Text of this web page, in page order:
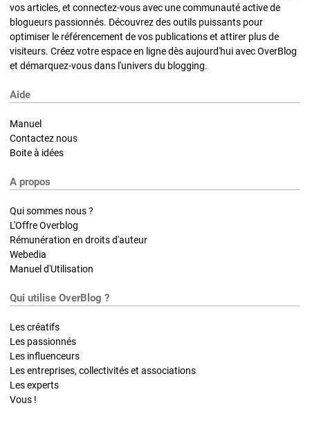
vos articles, et connectez-vous avec une communauté active de
blogueurs passionnés. Découvrez des outils puissants pour
optimiser le référencement de vos publications et attirer plus de
visiteurs. Créez votre espace en ligne dès aujourd'hui avec OverBlog
et démarquez-vous dans l'univers du blogging.
Aide
Manuel
Contactez nous
Boite à idées
A propos
Qui sommes nous ?
L'Offre Overblog
Rémunération en droits d'auteur
Webedia
Manuel d'Utilisation
Qui utilise OverBlog ?
Les créatifs
Les passionnés
Les influenceurs
Les entreprises, collectivités et associations
Les experts
Vous !